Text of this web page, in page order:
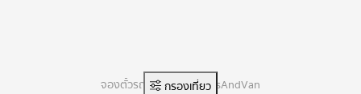
กรองเที่ยว
จองตั๋วรถทัวร์ออนไลน์ BusAndVan